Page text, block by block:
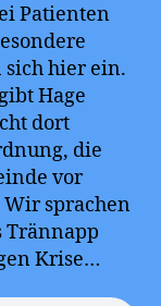
Patienten
sich hier ein.
Hage
dort
die
vor
sprachen
Trännapp
Krise…